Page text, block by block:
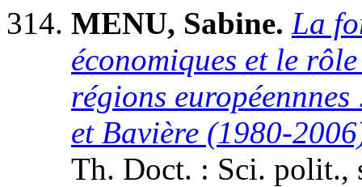
MENU, Sabine. La
économiques et le
régions
et Bavière (1980-
Th. Doct. : Sci. polit.,